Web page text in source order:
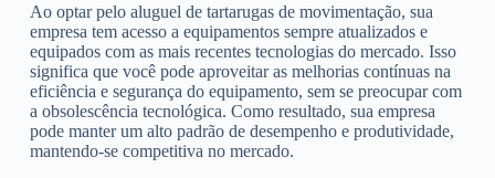
Ao optar pelo aluguel de tartarugas de movimentação, sua
empresa tem acesso a equipamentos sempre atualizados e
equipados com as mais recentes tecnologias do mercado. Isso
significa que você pode aproveitar as melhorias contínuas na
eficiência e segurança do equipamento, sem se preocupar com
a obsolescência tecnológica. Como resultado, sua empresa
pode manter um alto padrão de desempenho e produtividade,
mantendo-se competitiva no mercado.